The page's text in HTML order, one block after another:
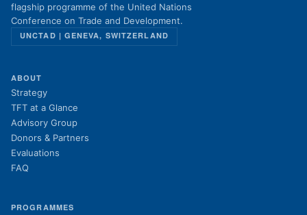
flagship programme of the United Nations
Conference on Trade and Development.
UNCTAD | GENEVA, SWITZERLAND
ABOUT
Strategy
TFT at a Glance
Advisory Group
Donors & Partners
Evaluations
FAQ
PROGRAMMES